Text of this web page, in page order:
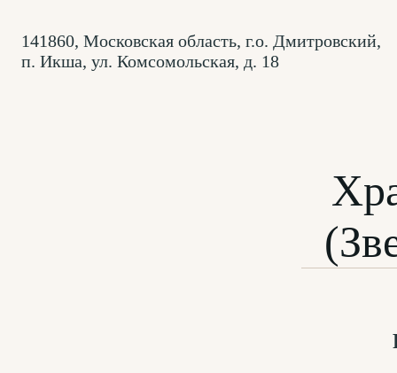
141860, Московская область, г.о. Дмитровский,
п. Икша, ул. Комсомольская, д. 18